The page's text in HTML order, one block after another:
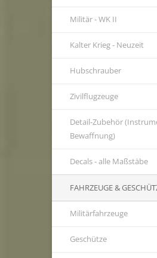
Militär - WK II
Kalter Krieg - Neuzeit
Hubschrauber
Zivilflugzeuge
Detail-Zubehör
Bewaffnung)
Decals - alle Maßstäbe
FAHRZEUGE &
Militärfahrzeuge
Geschütze